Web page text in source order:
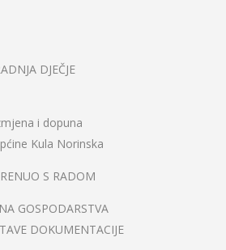
DJEČJE
i dopuna
Kula Norinska
S RADOM
GOSPODARSTVA
DOKUMENTACIJE